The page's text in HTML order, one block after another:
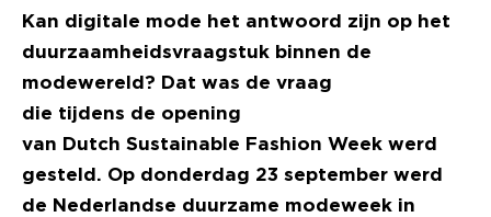
Kan digitale mode het antwoord zijn op het
duurzaamheidsvraagstuk binnen de
modewereld? Dat was de vraag
die tijdens de opening
van Dutch Sustainable Fashion Week werd
gesteld. Op donderdag 23 september werd
de Nederlandse duurzame modeweek in